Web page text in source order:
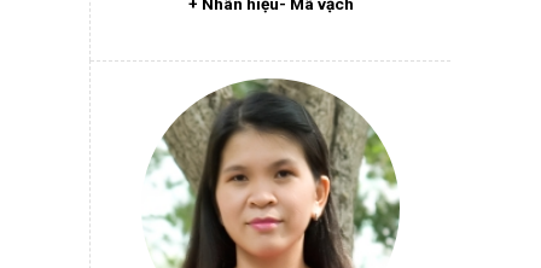
+ Nhãn hiệu- Mã vạch